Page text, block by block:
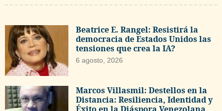
Beatrice E. Rangel: Resistirá la
democracia de Estados Unidos las
tensiones que crea la IA?
6 agosto, 2026
Marcos Villasmil: Destellos en la
Distancia: Resiliencia, Identidad y